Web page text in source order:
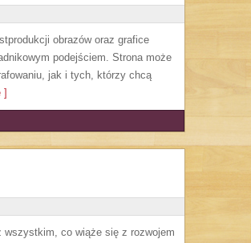
obrazów oraz grafice
podejściem. Strona może
jak i tych, którzy chcą
]
wszystkim, co wiąże się z rozwojem